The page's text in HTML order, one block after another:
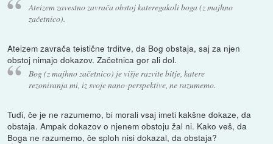
Ateizem zavestno zavrača obstoj kateregakoli boga (z majhno
začetnico).
Ateizem zavrača teistične trditve, da Bog obstaja, saj za njen
obstoj nimajo dokazov. Začetnica gor ali dol.
Bog (z majhno začetnico) je višje razvite bitje, katere
rezoniranja mi, iz svoje nano-perspektive, ne razumemo.
Tudi, če je ne razumemo, bi morali vsaj imeti kakšne dokaze, da
obstaja. Ampak dokazov o njenem obstoju žal ni. Kako veš, da
Boga ne razumemo, če sploh nisi dokazal, da obstaja?